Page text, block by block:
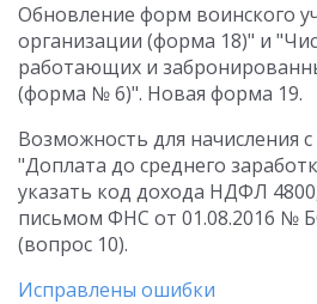
Обновление форм воинского
организации (форма 18)" и
работающих и
(форма № 6)". Новая форма 19.
Возможность для начисления
"Доплата до среднего
указать код дохода НДФЛ
письмом ФНС от 01.08.2016 №
(вопрос 10).
Исправлены ошибки